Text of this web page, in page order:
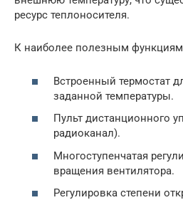
ресурс теплоносителя.
К наиболее полезным функциям
Встроенный термостат
заданной температуры.
Пульт дистанционного
радиоканал).
Многоступенчатая
вращения вентилятора.
Регулировка степени